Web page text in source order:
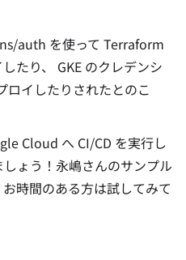
auth を使って Terraform
たり、 GKE のクレデンシ
ロイしたりされたとのこ
Cloud へ CI/CD を実行し
ょう！永嶋さんのサンプル
時間のある方は試してみて